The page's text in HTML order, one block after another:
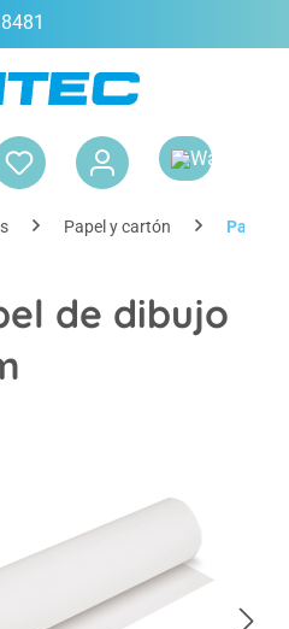
Papel y cartón Papel y
de dibujo